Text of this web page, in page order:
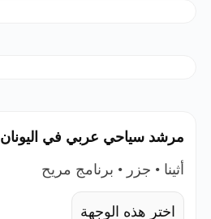
مرشد سياحي عربي في اليونان
أثينا • جزر • برنامج مريح
اختر هذه الوجهة